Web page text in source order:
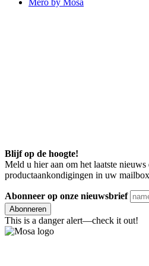
Mero by Mosa
Blijf op de hoogte!
Meld u hier aan om het laatste nieuws
productaankondigingen in uw
Abonneer op onze nieuwsbrief
Abonneren
This is a danger alert—check it out!